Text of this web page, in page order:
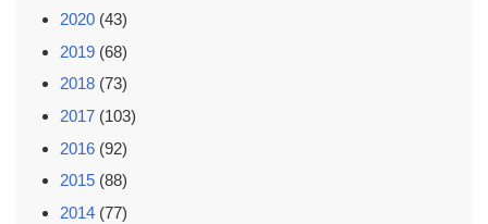
2020 (43)
2019 (68)
2018 (73)
2017 (103)
2016 (92)
2015 (88)
2014 (77)